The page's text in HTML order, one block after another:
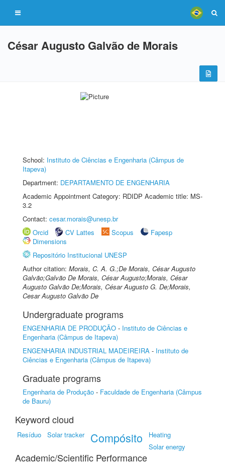
César Augusto Galvão de Morais
School: Instituto de Ciências e Engenharia (Câmpus de
Itapeva)
Department: DEPARTAMENTO DE ENGENHARIA
Academic Appointment Category: RDIDP Academic title: MS-
3.2
Contact: cesar.morais@unesp.br
Orcid
CV Lattes Scopus
Fapesp
Dimensions
Repositório Institucional UNESP
Author citation: Morais, C. A. G.;De Morais, César Augusto
Galvão;Galvão De Morais, César Augusto;Morais, César
Augusto Galvão De;Morais, César Augusto G. De;Morais,
Cesar Augusto Galvão De
Undergraduate programs
ENGENHARIA DE PRODUÇÃO - Instituto de Ciências e
Engenharia (Câmpus de Itapeva)
ENGENHARIA INDUSTRIAL MADEIREIRA - Instituto de
Ciências e Engenharia (Câmpus de Itapeva)
Graduate programs
Engenharia de Produção - Faculdade de Engenharia (Câmpus
de Bauru)
Keyword cloud
Resíduo Solar tracker Compósito
Heating
Solar energy
Academic/Scientific Performance